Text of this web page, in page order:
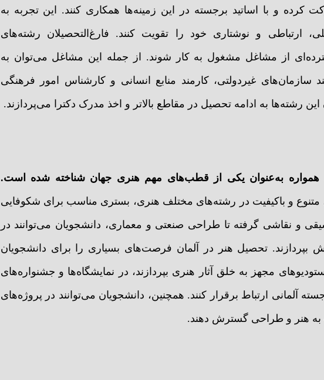
کرده و با اساتید برجسته در این زمینه‌ها همکاری کنند. این تجربه به
ارتباطی و نوشتاری خود را تقویت کنند. فارغ‌التحصیلان رشته‌های
از مشاغل مشغول به کار شوند. از جمله این مشاغل می‌توان به
سازمان‌های غیردولتی، کارمند منابع انسانی و کارشناس امور فرهنگی
رشته‌ها به ادامه تحصیل در مقاطع بالاتر و اخذ مدرک دکترا می‌پردازند.
همواره به‌عنوان یکی از قطب‌های مهم هنری جهان شناخته شده است.
متنوع و باکیفیت در رشته‌های مختلف هنری، بستری مناسب برای شکوفایی
و نقاشی گرفته تا طراحی صنعتی و معماری، دانشجویان می‌توانند در
تحصیل هنر در آلمان فرصت‌های بسیاری را برای دانشجویان
مجهز به خلق آثار هنری بپردازند، در نمایشگاه‌ها و جشنواره‌های
آلمانی ارتباط برقرار کنند. همچنین، دانشجویان می‌توانند در پروژه‌های
به هنر و طراحی گسترش دهند.